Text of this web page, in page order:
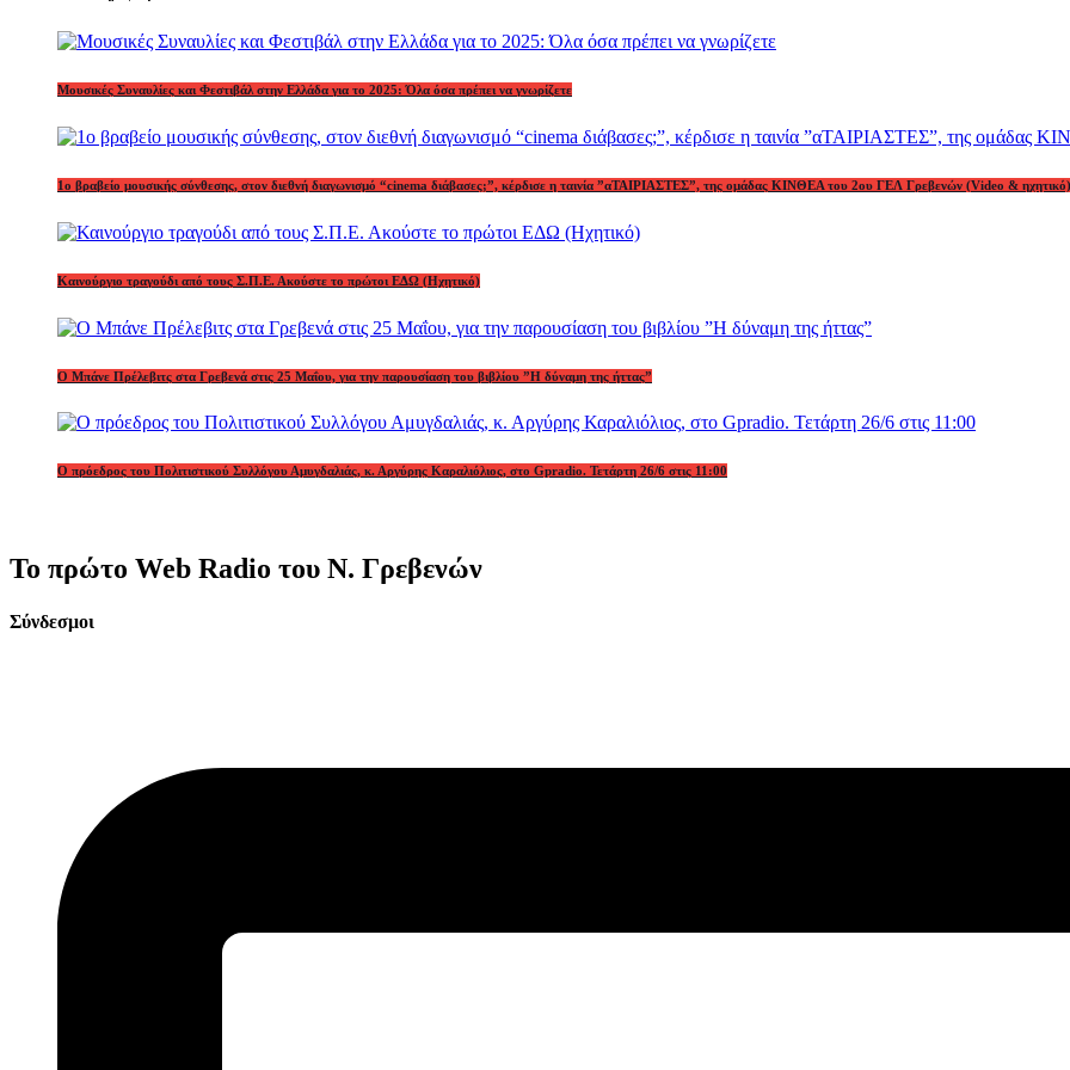
Μουσικές Συναυλίες και Φεστιβάλ στην Ελλάδα για το 2025: Όλα όσα πρέπει να γνωρίζετε
1o βραβείο μουσικής σύνθεσης, στον διεθνή διαγωνισμό “cinema διάβασες;”, κέρδισε η ταινία ”αΤΑΙΡΙΑΣΤΕΣ”, της ομάδας ΚΙΝΘΕΑ του 2ου ΓΕΛ Γρεβενών (Video & ηχητικό)
Καινούργιο τραγούδι από τους Σ.Π.Ε. Ακούστε το πρώτοι ΕΔΩ (Ηχητικό)
Ο Μπάνε Πρέλεβιτς στα Γρεβενά στις 25 Μαΐου, για την παρουσίαση του βιβλίου ”Η δύναμη της ήττας”
Ο πρόεδρος του Πολιτιστικού Συλλόγου Αμυγδαλιάς, κ. Αργύρης Καραλιόλιος, στο Gpradio. Τετάρτη 26/6 στις 11:00
Το πρώτο Web Radio του Ν. Γρεβενών
Σύνδεσμοι